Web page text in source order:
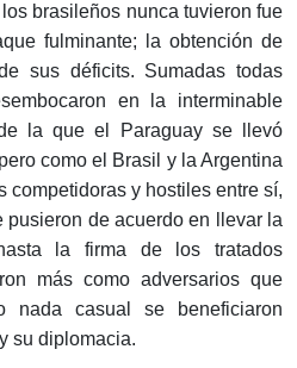
brasileños nunca tuvieron fue
fulminante; la obtención de
sus déficits. Sumadas todas
en la interminable
la que el Paraguay se llevó
como el Brasil y la Argentina
competidoras y hostiles entre sí,
de acuerdo en llevar la
la firma de los tratados
más como adversarios que
casual se beneficiaron
su diplomacia.